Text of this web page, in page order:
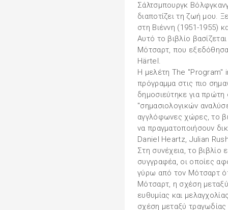
Σάλτσμπουργκ
διαποτίζει τη ζωή μου.
στη Βιέννη (1951-1955)
Αυτό το βιβλίο
Μότσαρτ, που
Härtel.
Η μελέτη The
πρόγραμμα στις πιο
δημοσιεύτηκε για πρώτη
"σημασιολογικών
αγγλόφωνες χώρες, το
να πραγματοποιήσουν
Daniel Heartz, Julian
Στη συνέχεια, το βιβλίο
συγγραφέα, οι οποίες
γύρω από τον Μότσαρτ
Μότσαρτ, η σχέση
ευθυμίας και
σχέση μεταξύ